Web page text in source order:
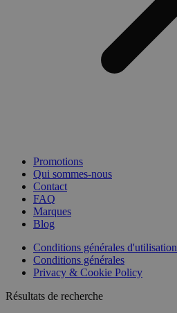
Promotions
Qui sommes-nous
Contact
FAQ
Marques
Blog
Conditions générales d'utilisation
Conditions générales
Privacy & Cookie Policy
Résultats de recherche